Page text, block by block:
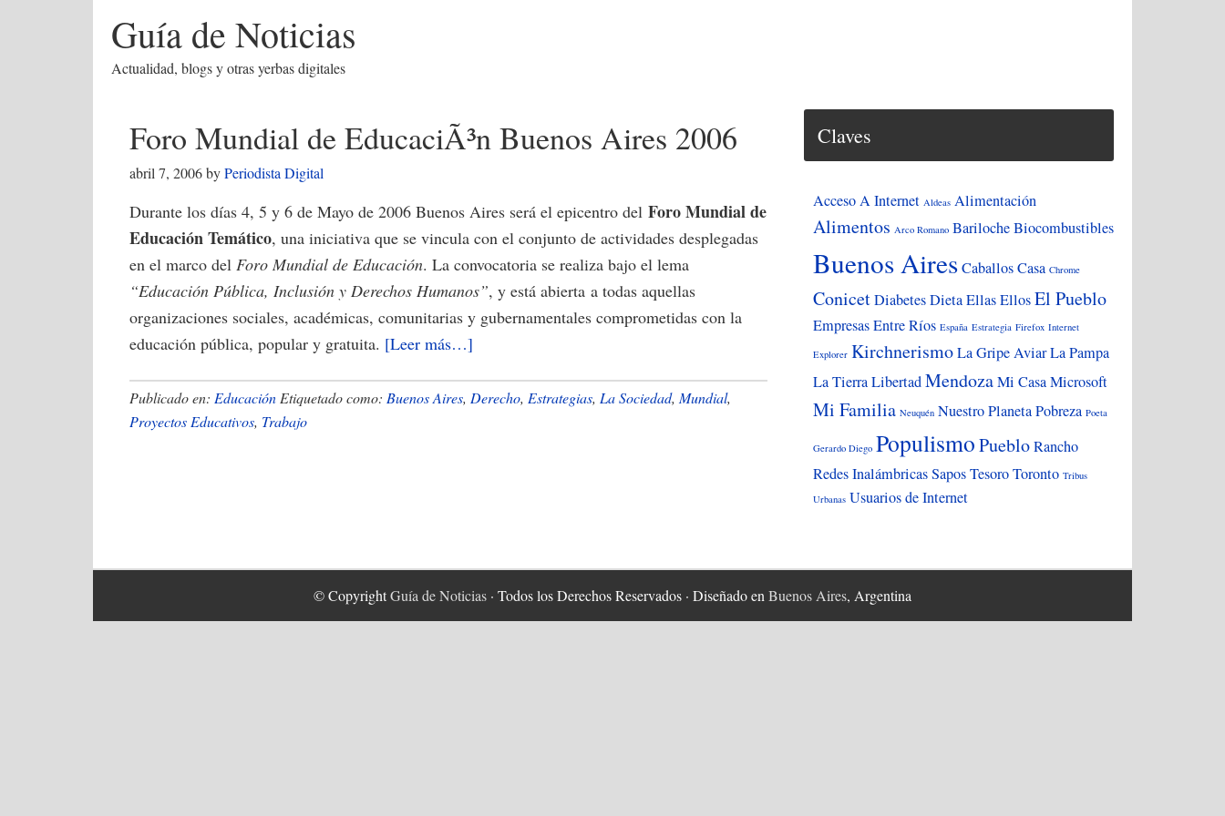
Guía de Noticias
Actualidad, blogs y otras yerbas digitales
Foro Mundial de EducaciÃ³n Buenos Aires 2006
abril 7, 2006byPeriodista Digital
Durante los días 4, 5 y 6 de Mayo de 2006 Buenos Aires será el epicentro del Foro Mundial de
Educación Temático, una iniciativa que se vincula con el conjunto de actividades desplegadas
en el marco del Foro Mundial de Educación. La convocatoria se realiza bajo el lema
“Educación Pública, Inclusión y Derechos Humanos”, y está abierta a todas aquellas
organizaciones sociales, académicas, comunitarias y gubernamentales comprometidas con la
educación pública, popular y gratuita. [Leer más…]
Foro
Publicado en: Educación Etiquetado como: Buenos Aires, Derecho, Estrategias, La Sociedad, Mundial,
Proyectos Educativos, Trabajo
Claves
Acceso A Internet Aldeas Alimentación
Alimentos Arco Romano BarilocheBiocombustibles
Buenos AiresCaballosCasa Chrome
ConicetDiabetesDietaEllasEllosEl Pueblo
EmpresasEntre Ríos España Estrategia Firefox Internet
Explorer KirchnerismoLa Gripe AviarLa Pampa
La TierraLibertadMendozaMi CasaMicrosoft
Mi Familia Neuquén Nuestro PlanetaPobreza Poeta
Gerardo Diego PopulismoPuebloRancho
Redes InalámbricasSaposTesoroToronto Tribus
Urbanas Usuarios de Internet
© CopyrightGuía de Noticias · Todos los Derechos Reservados · Diseñado en Buenos Aires, Argentina